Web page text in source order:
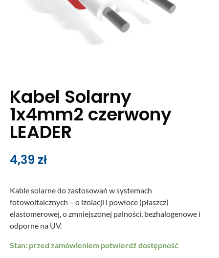
Kabel Solarny
1x4mm2 czerwony
LEADER
4,39 zł
Kable solarne do zastosowań w systemach
fotowoltaicznych – o izolacji i powłoce (płaszcz)
elastomerowej, o zmniejszonej palności, bezhalogenowe i
odporne na UV.
Stan: przed zamówieniem potwierdź dostępność